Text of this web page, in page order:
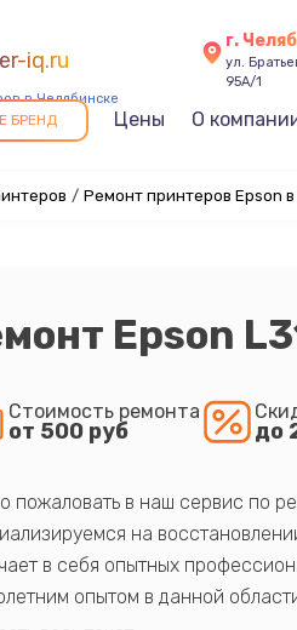
iq.ru
в Челябинске
г.
ул.
95А/1
БРЕНД Цены О
/ Ремонт принтеров Epson
Epson
Стоимость ремонта
от 500 руб до
пожаловать в наш сервис по
на
в себя опытных
опытом в данной